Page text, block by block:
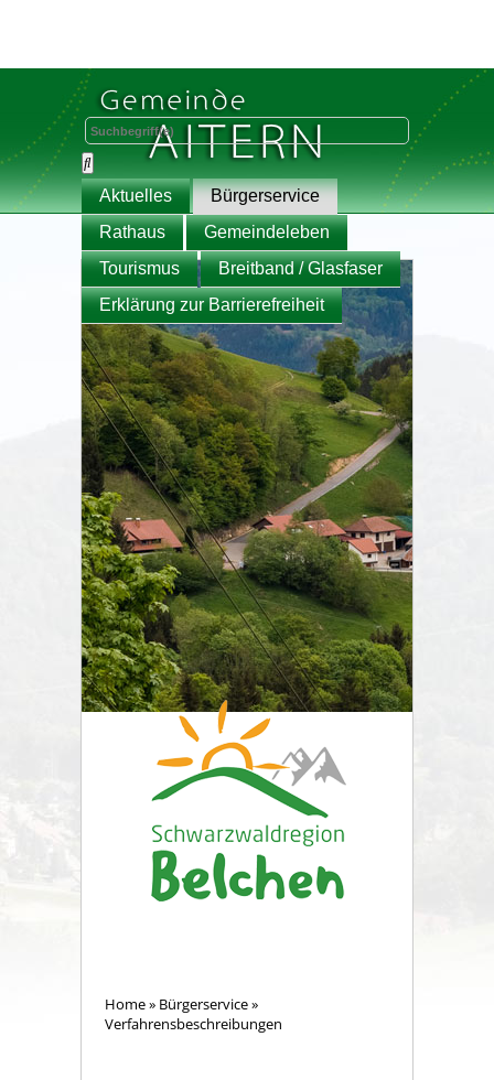
Aktuelles
Bürgerservice
Rathaus
Gemeindeleben
Tourismus
Breitband / Glasfaser
Erklärung zur Barrierefreiheit
Home» Bürgerservice»
Verfahrensbeschreibungen